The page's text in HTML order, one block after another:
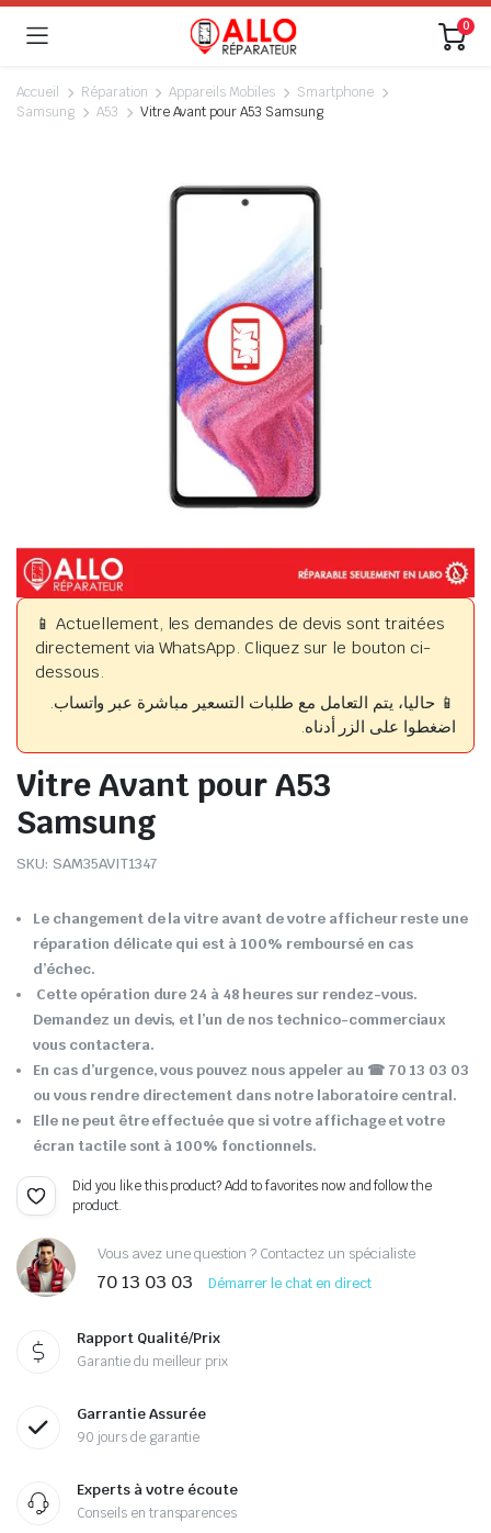
0
Accueil Réparation Appareils Mobiles
Smartphone
Samsung
A53 Vitre Avant pour A53 Samsung
📱 Actuellement, les demandes de devis sont traitées
directement via WhatsApp. Cliquez sur le bouton ci-
dessous.
📱 حاليا، يتم التعامل مع طلبات التسعير مباشرة عبر واتساب.
اضغطوا على الزر أدناه.
Vitre Avant pour A53
Samsung
SKU: SAM35AVIT1347
Le changement de la vitre avant de votre afficheur reste une
réparation délicate qui est à 100% remboursé en cas
d’échec.
Cette opération dure 24 à 48 heures sur rendez-vous.
Demandez un devis, et l’un de nos technico-commerciaux
vous contactera.
En cas d’urgence, vous pouvez nous appeler au ☎ 70 13 03 03
ou vous rendre directement dans notre laboratoire central.
Elle ne peut être effectuée que si votre affichage et votre
écran tactile sont à 100% fonctionnels.
Did you like this product? Add to favorites now and follow the
product.
Vous avez une question ? Contactez un spécialiste
70 13 03 03 Démarrer le chat en direct
Rapport Qualité/Prix
Garantie du meilleur prix
Garrantie Assurée
90 jours de garantie
Experts à votre écoute
Conseils en transparences